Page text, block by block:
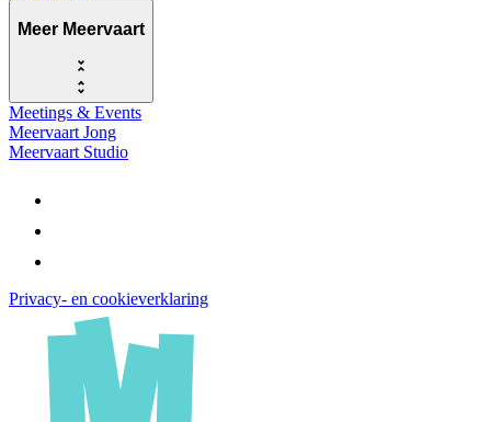
Meer Meervaart
Meetings & Events
Meervaart Jong
Meervaart Studio
Privacy- en cookieverklaring